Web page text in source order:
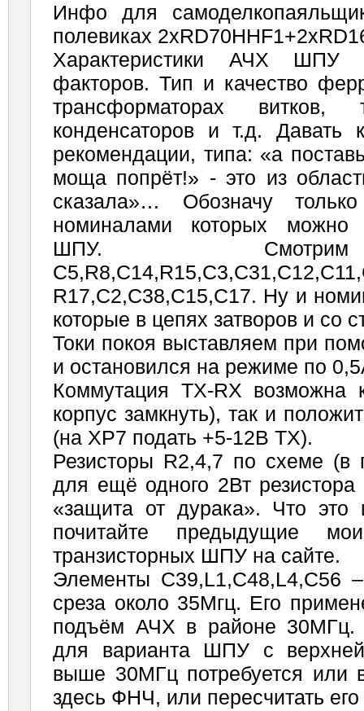
Инфо для
полевиках
Характеристики АЧХ ШПУ
факторов. Тип и качество
трансформаторах витков,
конденсаторов и т.д. Давать
рекомендации, типа: «а
моща попрёт!» - это из
сказала»… Обозначу
номиналами которых можно
ШПУ.
R17,C2,C38,C15,C17. Ну и
которые в цепях затворов и со
Токи покоя выставляем при
и остановился на режиме по
Коммутация TX-RX
корпус замкнуть), так и
(на ХР7 подать +5-12В ТХ).
Резисторы R2,4,7 по схеме (в
для ещё одного 2Вт
«защита от дурака». Что
почитайте предыдущие
транзисторных ШПУ на сайте.
Элементы C39,L1,C48,L4,C56
среза около 35Мгц. Его
подъём АЧХ в районе 30МГц.
для варианта ШПУ с верхней
выше 30МГц потребуется или
здесь ФНЧ, или пересчитать